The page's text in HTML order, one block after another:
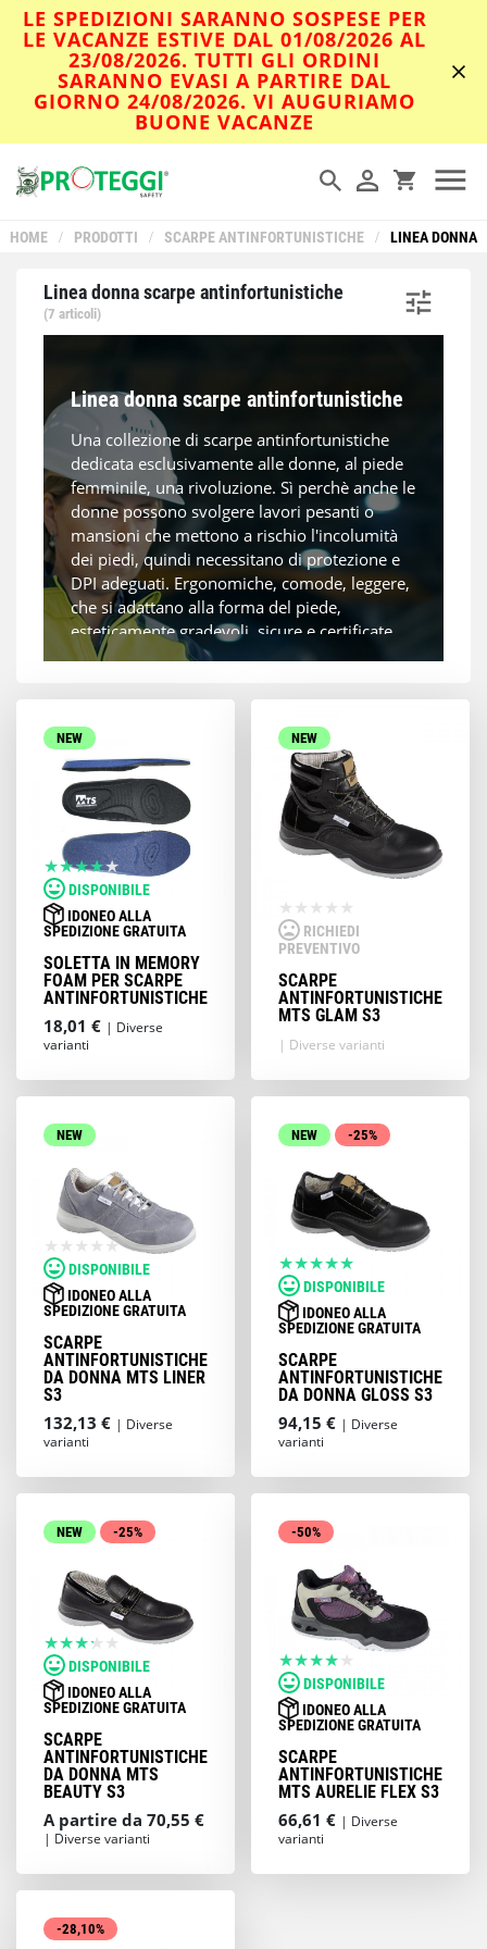
LE SPEDIZIONI SARANNO SOSPESE PER
LE VACANZE ESTIVE DAL 01/08/2026 AL
23/08/2026. TUTTI GLI ORDINI
SARANNO EVASI A PARTIRE DAL
GIORNO 24/08/2026. VI AUGURIAMO
BUONE VACANZE
HOME / PRODOTTI / SCARPE ANTINFORTUNISTICHE / LINEA DONNA
Linea donna scarpe antinfortunistiche
(7 articoli)
Linea donna scarpe antinfortunistiche
Una collezione di scarpe antinfortunistiche
dedicata esclusivamente alle donne, al piede
femminile, una rivoluzione. Sì perchè anche le
donne possono svolgere lavori pesanti o
mansioni che mettono a rischio l'incolumità
dei piedi, quindi necessitano di protezione e
DPI adeguati. Ergonomiche, comode, leggere,
che si adattano alla forma del piede,
esteticamente gradevoli, sicure e certificate
secondo la normativa, abbiamo selezionato
qualità eccellente. Scopri i modelli e scegli
quello che risponde a tutte le tue esigenze.
NEW
DISPONIBILE
IDONEO ALLA
SPEDIZIONE GRATUITA
SOLETTA IN MEMORY
FOAM PER SCARPE
ANTINFORTUNISTICHE
18,01 € | Diverse
varianti
NEW
RICHIEDI
PREVENTIVO
SCARPE
ANTINFORTUNISTICHE
MTS GLAM S3
| Diverse varianti
NEW
DISPONIBILE
IDONEO ALLA
SPEDIZIONE GRATUITA
SCARPE
ANTINFORTUNISTICHE
DA DONNA MTS LINER
S3
132,13 € | Diverse
varianti
NEW -25%
DISPONIBILE
IDONEO ALLA
SPEDIZIONE GRATUITA
SCARPE
ANTINFORTUNISTICHE
DA DONNA GLOSS S3
94,15 € | Diverse
varianti
NEW -25%
DISPONIBILE
IDONEO ALLA
SPEDIZIONE GRATUITA
SCARPE
ANTINFORTUNISTICHE
DA DONNA MTS
BEAUTY S3
A partire da 70,55 €
| Diverse varianti
-50%
DISPONIBILE
IDONEO ALLA
SPEDIZIONE GRATUITA
SCARPE
ANTINFORTUNISTICHE
MTS AURELIE FLEX S3
66,61 € | Diverse
varianti
-28,10%